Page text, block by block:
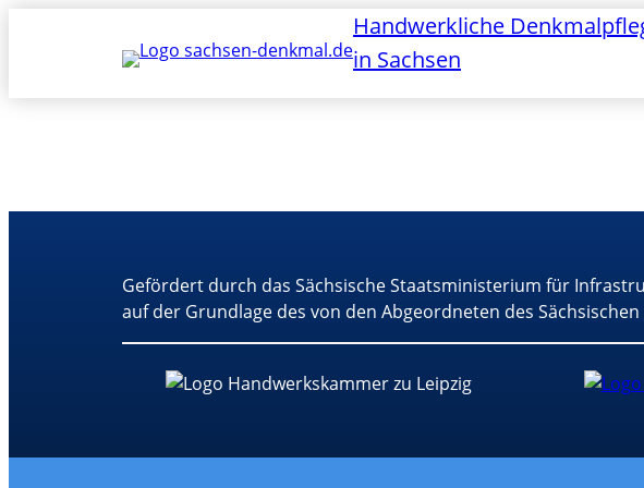
Handwerkliche
in Sachsen
Gefördert durch das Sächsische Staatsministerium für
auf der Grundlage des von den Abgeordneten des